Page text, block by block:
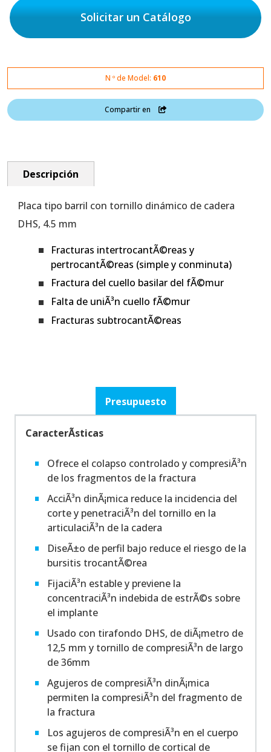
Solicitar un Catálogo
N º de Model: 610
Compartir en
Descripción
Placa tipo barril con tornillo dinámico de cadera
DHS, 4.5 mm
Fracturas intertrocantÃ©reas y
pertrocantÃ©reas (simple y conminuta)
Fractura del cuello basilar del fÃ©mur
Falta de uniÃ³n cuello fÃ©mur
Fracturas subtrocantÃ©reas
Presupuesto
CaracterÃ­sticas
Ofrece el colapso controlado y compresiÃ³n
de los fragmentos de la fractura
AcciÃ³n dinÃ¡mica reduce la incidencia del
corte y penetraciÃ³n del tornillo en la
articulaciÃ³n de la cadera
DiseÃ±o de perfil bajo reduce el riesgo de la
bursitis trocantÃ©rea
FijaciÃ³n estable y previene la
concentraciÃ³n indebida de estrÃ©s sobre
el implante
Usado con tirafondo DHS, de diÃ¡metro de
12,5 mm y tornillo de compresiÃ³n de largo
de 36mm
Agujeros de compresiÃ³n dinÃ¡mica
permiten la compresiÃ³n del fragmento de
la fractura
Los agujeros de compresiÃ³n en el cuerpo
se fijan con el tornillo de cortical de